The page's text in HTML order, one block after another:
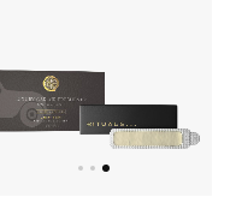
المصممون أ-ي